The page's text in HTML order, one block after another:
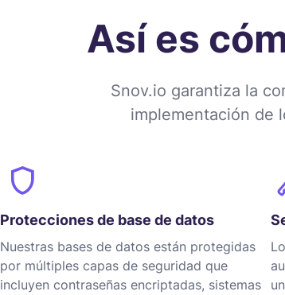
Así es
Snov.io garantiza la
implementación de
Protecciones de base de datos
Nuestras bases de datos están protegidas
por múltiples capas de seguridad que
incluyen contraseñas encriptadas, sistemas